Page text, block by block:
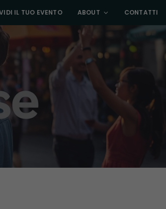
IL TUO EVENTO ABOUT CONTATTI